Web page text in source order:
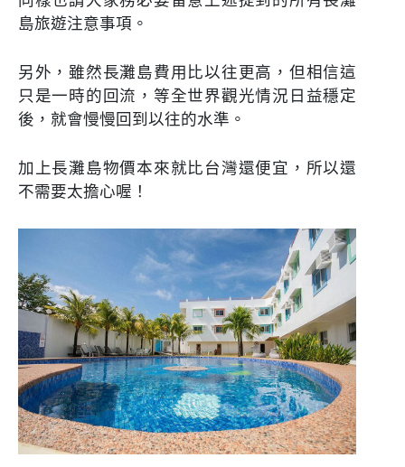
島旅遊注意事項。
另外，雖然長灘島費用比以往更高，但相信這
只是一時的回流，等全世界觀光情況日益穩定
後，就會慢慢回到以往的水準。
加上長灘島物價本來就比台灣還便宜，所以還
不需要太擔心喔！